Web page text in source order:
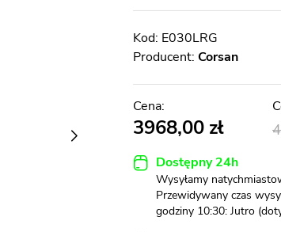
E030LRG
Producent: Corsan
3968,00
Dostępny 24h
Wysyłamy
Przewidywany czas
godziny 10:30: Jutro